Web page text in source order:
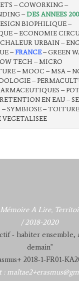
– COWORKING –
–DES ANNEES
BIOPHILIQUE –
– ECONOMIE
URBAIN –
–FRANCE – GREEN
TECH – MICRO
– MOOC – MSA –
–
–
EN EAU –
– SYMBIOSE – TOITURE
VEGETALISEE
A Lire,
/ 2018-2020
- habiter ensemble,
demain"
2018-1-FR01-
: